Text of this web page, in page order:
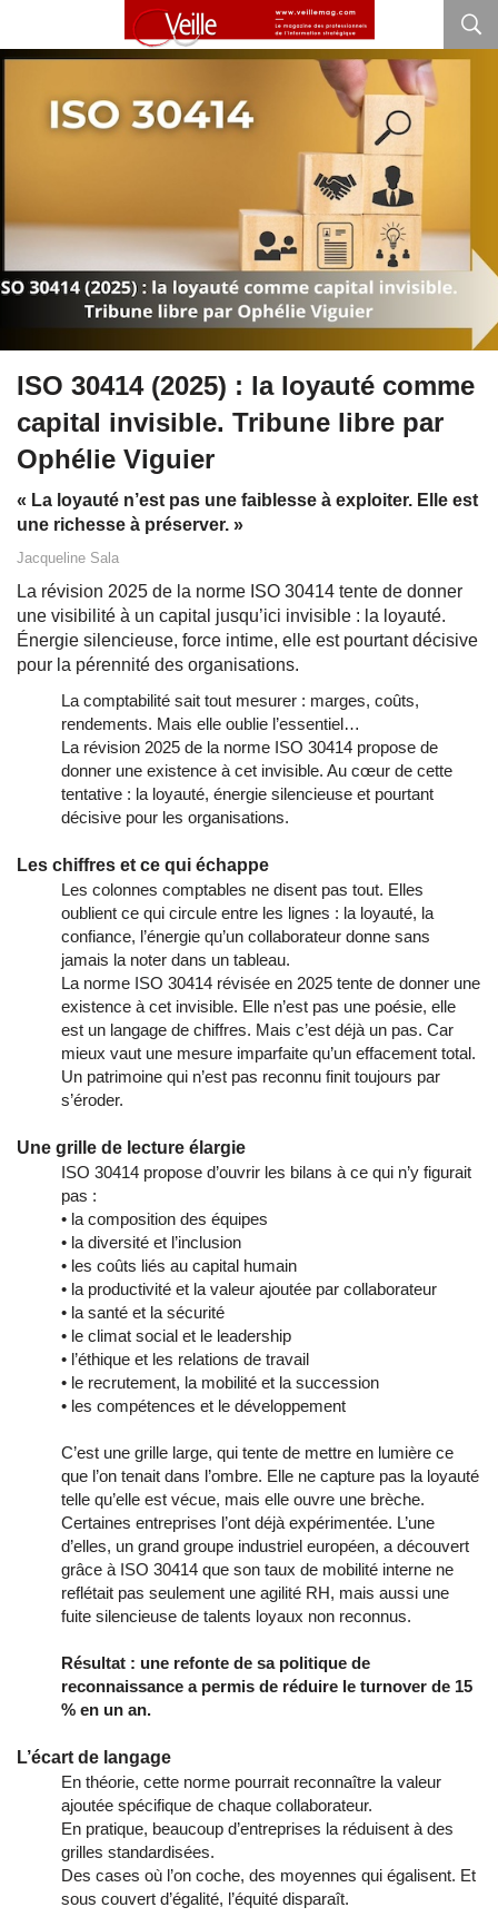
ISO 30414 (2025) : la loyauté comme
capital invisible. Tribune libre par
Ophélie Viguier
« La loyauté n’est pas une faiblesse à exploiter. Elle est
une richesse à préserver. »
Jacqueline Sala
La révision 2025 de la norme ISO 30414 tente de donner
une visibilité à un capital jusqu’ici invisible : la loyauté.
Énergie silencieuse, force intime, elle est pourtant décisive
pour la pérennité des organisations.
La comptabilité sait tout mesurer : marges, coûts,
rendements. Mais elle oublie l’essentiel…
La révision 2025 de la norme ISO 30414 propose de
donner une existence à cet invisible. Au cœur de cette
tentative : la loyauté, énergie silencieuse et pourtant
décisive pour les organisations.
Les chiffres et ce qui échappe
Les colonnes comptables ne disent pas tout. Elles
oublient ce qui circule entre les lignes : la loyauté, la
confiance, l’énergie qu’un collaborateur donne sans
jamais la noter dans un tableau.
La norme ISO 30414 révisée en 2025 tente de donner une
existence à cet invisible. Elle n’est pas une poésie, elle
est un langage de chiffres. Mais c’est déjà un pas. Car
mieux vaut une mesure imparfaite qu’un effacement total.
Un patrimoine qui n’est pas reconnu finit toujours par
s’éroder.
Une grille de lecture élargie
ISO 30414 propose d’ouvrir les bilans à ce qui n’y figurait
pas :
• la composition des équipes
• la diversité et l’inclusion
• les coûts liés au capital humain
• la productivité et la valeur ajoutée par collaborateur
• la santé et la sécurité
• le climat social et le leadership
• l’éthique et les relations de travail
• le recrutement, la mobilité et la succession
• les compétences et le développement
C’est une grille large, qui tente de mettre en lumière ce
que l’on tenait dans l’ombre. Elle ne capture pas la loyauté
telle qu’elle est vécue, mais elle ouvre une brèche.
Certaines entreprises l’ont déjà expérimentée. L’une
d’elles, un grand groupe industriel européen, a découvert
grâce à ISO 30414 que son taux de mobilité interne ne
reflétait pas seulement une agilité RH, mais aussi une
fuite silencieuse de talents loyaux non reconnus.
Résultat : une refonte de sa politique de
reconnaissance a permis de réduire le turnover de 15
% en un an.
L’écart de langage
En théorie, cette norme pourrait reconnaître la valeur
ajoutée spécifique de chaque collaborateur.
En pratique, beaucoup d’entreprises la réduisent à des
grilles standardisées.
Des cases où l’on coche, des moyennes qui égalisent. Et
sous couvert d’égalité, l’équité disparaît.